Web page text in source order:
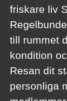
friskare liv
till rummet
kondition
Resan dit
personliga